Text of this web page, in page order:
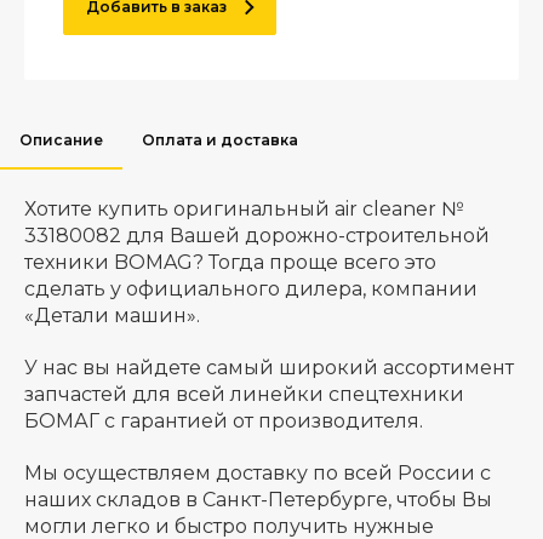
Добавить в заказ
Описание Оплата и доставка
Хотите купить оригинальный air cleaner №
33180082 для Вашей дорожно-строительной
техники BOMAG? Тогда проще всего это
сделать у официального дилера, компании
«Детали машин».
У нас вы найдете самый широкий ассортимент
запчастей для всей линейки спецтехники
БОМАГ с гарантией от производителя.
Мы осуществляем доставку по всей России с
наших складов в Санкт-Петербурге, чтобы Вы
могли легко и быстро получить нужные